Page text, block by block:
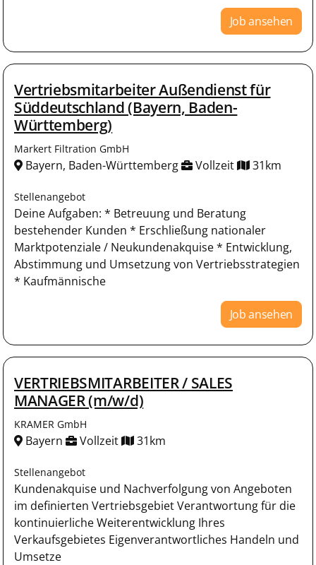
Job ansehen
Vertriebsmitarbeiter Außendienst für
Süddeutschland (Bayern, Baden-
Württemberg)
Markert Filtration GmbH
Bayern, Baden-Württemberg Vollzeit 31km
Stellenangebot
Deine Aufgaben: * Betreuung und Beratung
bestehender Kunden * Erschließung nationaler
Marktpotenziale / Neukundenakquise * Entwicklung,
Abstimmung und Umsetzung von Vertriebsstrategien
* Kaufmännische
Job ansehen
VERTRIEBSMITARBEITER / SALES
MANAGER (m/w/d)
KRAMER GmbH
Bayern Vollzeit 31km
Stellenangebot
Kundenakquise und Nachverfolgung von Angeboten
im definierten Vertriebsgebiet Verantwortung für die
kontinuierliche Weiterentwicklung Ihres
Verkaufsgebietes Eigenverantwortliches Handeln und
Umsetze